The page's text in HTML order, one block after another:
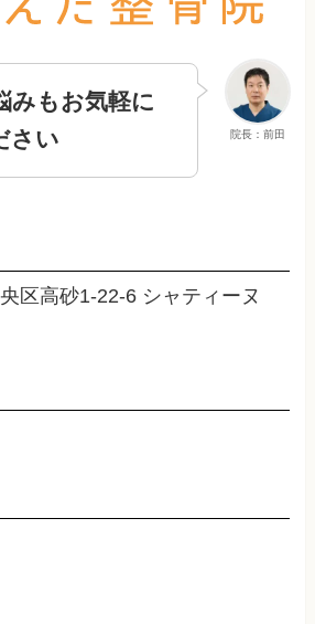
院長：前田
みもお気軽に
さい
区高砂1-22-6 シャティーヌ